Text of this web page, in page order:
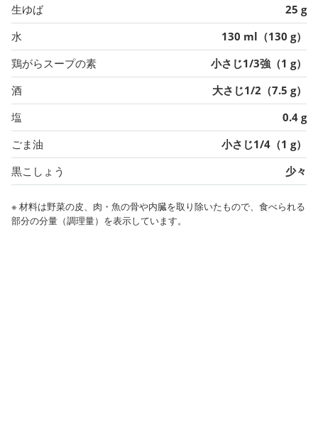
生ゆば
25 g
水
130 ml（130 g）
鶏がらスープの素
小さじ1/3強（1 g）
酒
大さじ1/2（7.5 g）
塩
0.4 g
ごま油
小さじ1/4（1 g）
黒こしょう
少々
※ 材料は野菜の皮、肉・魚の骨や内臓を取り除いたもので、食べられる
部分の分量（調理量）を表示しています。